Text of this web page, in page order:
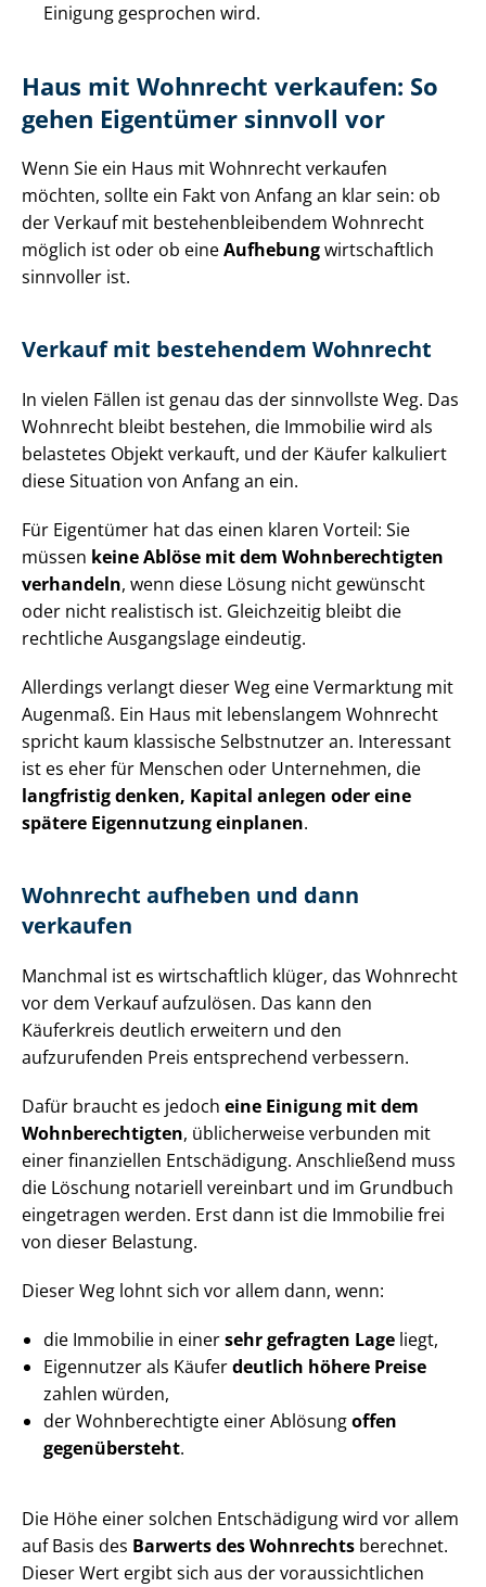
Einigung gesprochen wird.
Haus mit Wohnrecht verkaufen: So
gehen Eigentümer sinnvoll vor
Wenn Sie ein Haus mit Wohnrecht verkaufen
möchten, sollte ein Fakt von Anfang an klar sein: ob
der Verkauf mit be­stehen­blei­ben­dem Wohnrecht
möglich ist oder ob eineAufhebungwirtschaftlich
sinnvoller ist.
Verkauf mit bestehendem Wohnrecht
In vielen Fällen ist genau das der sinnvollste Weg. Das
Wohnrecht bleibt bestehen, die Immobilie wird als
belastetes Objekt verkauft, und der Käufer kalkuliert
diese Situation von Anfang an ein.
Für Eigentümer hat das einen klaren Vorteil: Sie
müssen keine Ablöse mit dem Wohn­be­rech­tig­ten
verhandeln, wenn diese Lösung nicht gewünscht
oder nicht realistisch ist. Gleichzeitig bleibt die
rechtliche Ausgangslage eindeutig.
Allerdings verlangt dieser Weg eine Vermarktung mit
Augenmaß. Ein Haus mit lebenslangem Wohnrecht
spricht kaum klassische Selbstnutzer an. Interessant
ist es eher für Menschen oder Unternehmen, die
langfristig denken, Kapital anlegen oder eine
spätere Eigennutzung einplanen.
Wohnrecht aufheben und dann
verkaufen
Manchmal ist es wirtschaftlich klüger, das Wohnrecht
vor dem Verkauf aufzulösen. Das kann den
Käuferkreis deutlich erweitern und den
aufzurufenden Preis entsprechend verbessern.
Dafür braucht es jedoch eine Einigung mit dem
Wohn­be­rech­tig­ten, üblicherweise verbunden mit
einer finanziellen Entschädigung. Anschließend muss
die Löschung notariell vereinbart und im Grundbuch
eingetragen werden. Erst dann ist die Immobilie frei
von dieser Belastung.
Dieser Weg lohnt sich vor allem dann, wenn:
die Immobilie in einersehr gefragten Lage liegt,
Eigennutzer als Käuferdeutlich höhere Preise
zahlen würden,
der Wohnberechtigte einer Ablösungoffen
gegenübersteht.
Die Höhe einer solchen Entschädigung wird vor allem
auf Basis des Barwerts des Wohnrechts berechnet.
Dieser Wert ergibt sich aus der vor­aus­sicht­li­chen